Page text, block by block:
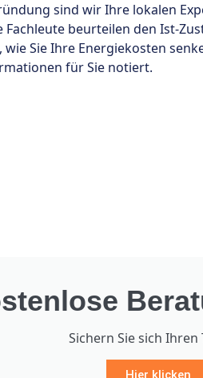
sind wir Ihre lokalen
Fachleute beurteilen den Ist-
Sie Ihre Energiekosten
für Sie notiert.
Sichern Sie sich Ihren
Hier klicken